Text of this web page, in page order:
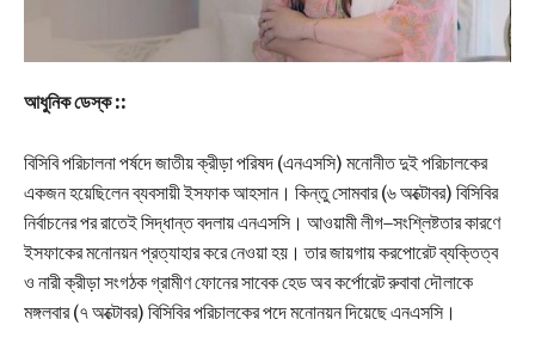
আধুনিক ডেস্ক ::
বিসিবি পরিচালনা পর্ষদে জাতীয় ক্রীড়া পরিষদ (এনএসসি) মনোনীত দুই পরিচালকের
একজন হয়েছিলেন ব্যবসায়ী ইসফাক আহসান। কিন্তু সোমবার (৬ অক্টোবর) বিসিবির
নির্বাচনের পর রাতেই সিদ্ধান্ত বদলায় এনএসসি। আওয়ামী লীগ–সংশ্লিষ্টতার কারণে
ইসফাকের মনোনয়ন প্রত্যাহার করে নেওয়া হয়। তার জায়গায় করপোরেট ব্যক্তিত্ব
ও নারী ক্রীড়া সংগঠক গ্রামীণ ফোনের সাবেক হেড অব কর্পোরেট রুবাবা দৌলাকে
মঙ্গলবার (৭ অক্টোবর) বিসিবির পরিচালকের পদে মনোনয়ন দিয়েছে এনএসসি।